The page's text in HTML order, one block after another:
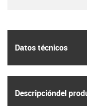
Datos técnicos
Descripción­del